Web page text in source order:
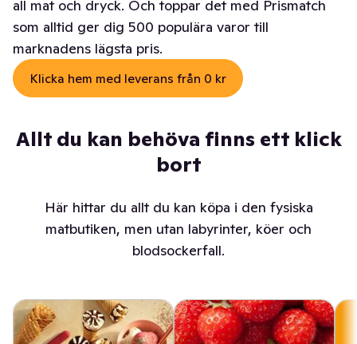
all mat och dryck. Och toppar det med Prismatch
som alltid ger dig 500 populära varor till
marknadens lägsta pris.
Klicka hem med leverans från 0 kr
Allt du kan behöva finns ett klick
bort
Här hittar du allt du kan köpa i den fysiska
matbutiken, men utan labyrinter, köer och
blodsockerfall.